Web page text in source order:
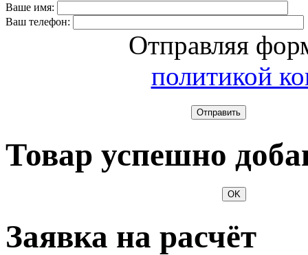
Ваше имя:
Ваш телефон:
Отправляя
политикой
Отправить
Товар успешно
OK
Заявка на расчёт